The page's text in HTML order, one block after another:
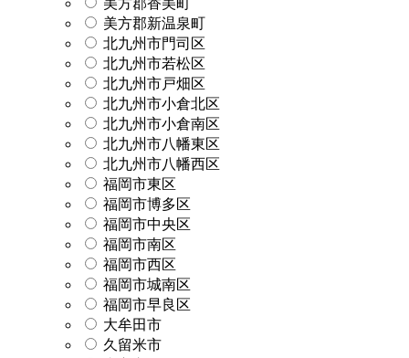
美方郡新温泉町
北九州市門司区
北九州市若松区
北九州市戸畑区
北九州市小倉北区
北九州市小倉南区
北九州市八幡東区
北九州市八幡西区
福岡市東区
福岡市博多区
福岡市中央区
福岡市南区
福岡市西区
福岡市城南区
福岡市早良区
大牟田市
久留米市